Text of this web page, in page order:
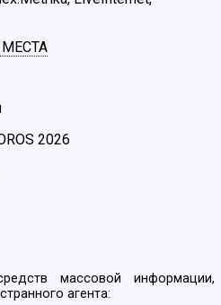
2026
массовой информации,
агента: